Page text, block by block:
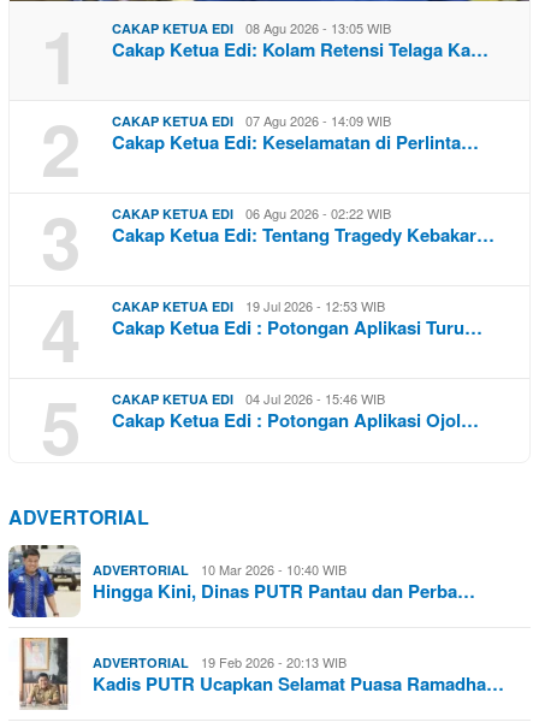
1 CAKAP KETUA EDI 08 Agu 2026 - 13:05 WIB
Cakap Ketua Edi: Kolam Retensi Telaga Ka…
2 CAKAP KETUA EDI 07 Agu 2026 - 14:09 WIB
Cakap Ketua Edi: Keselamatan di Perlinta…
3 CAKAP KETUA EDI 06 Agu 2026 - 02:22 WIB
Cakap Ketua Edi: Tentang Tragedy Kebakar…
4 CAKAP KETUA EDI 19 Jul 2026 - 12:53 WIB
Cakap Ketua Edi : Potongan Aplikasi Turu…
5 CAKAP KETUA EDI 04 Jul 2026 - 15:46 WIB
Cakap Ketua Edi : Potongan Aplikasi Ojol…
ADVERTORIAL
ADVERTORIAL 10 Mar 2026 - 10:40 WIB
Hingga Kini, Dinas PUTR Pantau dan Perba…
ADVERTORIAL 19 Feb 2026 - 20:13 WIB
Kadis PUTR Ucapkan Selamat Puasa Ramadha…